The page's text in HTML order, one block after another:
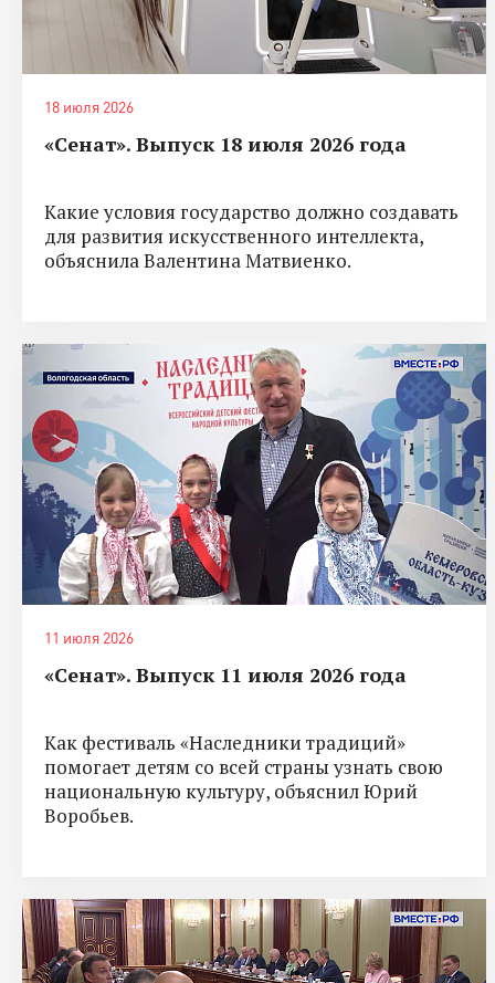
18 июля 2026
«Сенат». Выпуск 18 июля 2026 года
Какие условия государство должно создавать
для развития искусственного интеллекта,
объяснила Валентина Матвиенко.
11 июля 2026
«Сенат». Выпуск 11 июля 2026 года
Как фестиваль «Наследники традиций»
помогает детям со всей страны узнать свою
национальную культуру, объяснил Юрий
Воробьев.